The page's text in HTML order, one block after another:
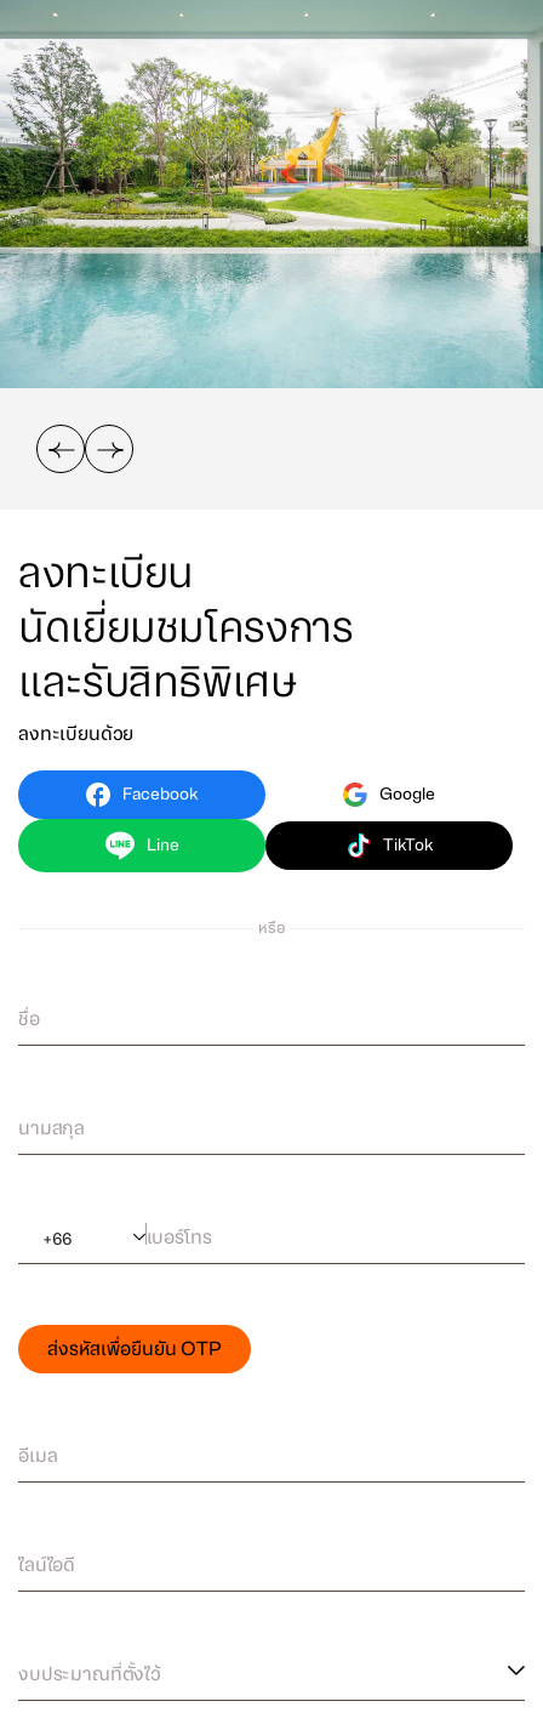
ลงทะเบียน
นัดเยี่ยมชมโครงการ
และรับสิทธิพิเศษ
ลงทะเบียนด้วย
Facebook Google
Line TikTok
หรือ
ชื่อ
นามสกุล
+66 เบอร์โทร
ส่งรหัสเพื่อยืนยัน OTP
อีเมล
ไลน์ไอดี
งบประมาณที่ตั้งไว้